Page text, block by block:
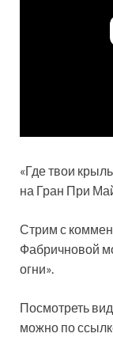
«Где твои
на Гран При
Стрим с
Фабричновой
огни».
Посмотреть
можно по